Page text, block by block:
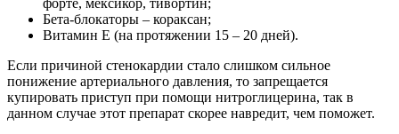
форте, мексикор, тивортин;
Бета-блокаторы – кораксан;
Витамин Е (на протяжении 15 – 20 дней).
Если причиной стенокардии стало слишком сильное
понижение артериального давления, то запрещается
купировать приступ при помощи нитроглицерина, так в
данном случае этот препарат скорее навредит, чем поможет.